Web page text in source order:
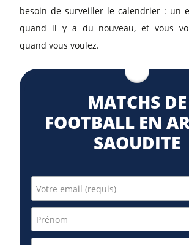
besoin de surveiller le calendrier : un
quand il y a du nouveau, et vous
quand vous voulez.
MATCHS DE
FOOTBALL EN
SAOUDITE